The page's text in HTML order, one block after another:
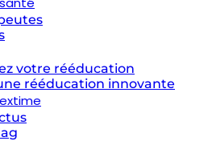
votre rééducation
rééducation innovante